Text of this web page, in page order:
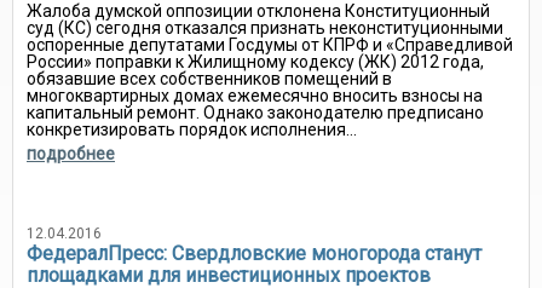
Жалоба думской оппозиции отклонена Конституционный
суд (КС) сегодня отказался признать неконституционными
оспоренные депутатами Госдумы от КПРФ и «Справедливой
России» поправки к Жилищному кодексу (ЖК) 2012 года,
обязавшие всех собственников помещений в
многоквартирных домах ежемесячно вносить взносы на
капитальный ремонт. Однако законодателю предписано
конкретизировать порядок исполнения...
подробнее
12.04.2016
ФедералПресс: Свердловские моногорода станут
площадками для инвестиционных проектов